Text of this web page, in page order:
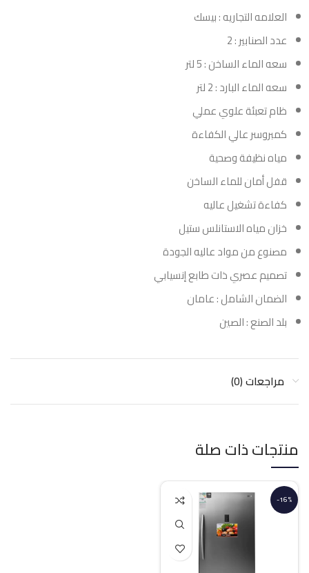
العلامه التجاريه : بيسك
عدد الصنابير : 2
سعه الماء الساخن : 5 لتر
سعه الماء البارد : 2 لتر
ظام تعبئة علوي عملي
كمبروسر عالي الكفاءة
مياه نظيفة وصحية
قفل أمان للماء الساخن
كفاءة تشغيل عاليه
خزان مياه الاستانلس ستيل
مصنوع من مواد عاليه الجودة
تصميم عصري ذات طابع إنسيابي
الضمان الشامل : عامان
بلد الصنع : الصين
مراجعات (0)
منتجات ذات صلة
-16%